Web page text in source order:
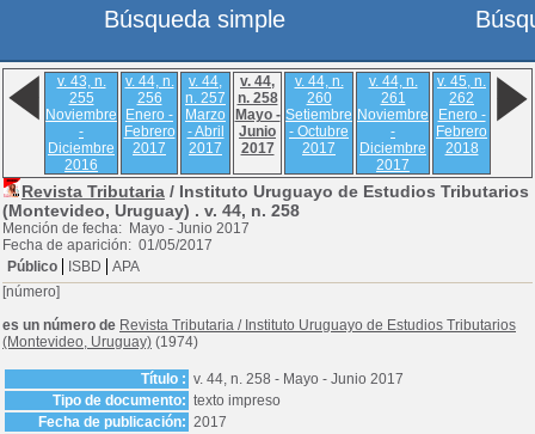
v. 43, n.
255
Noviembre
-
Diciembre
2016
v. 44, n.
256
Enero -
Febrero
2017
v. 44,
n. 257
Marzo
- Abril
2017
v. 44,
n. 258
Mayo -
Junio
2017
v. 44, n.
260
Setiembre
- Octubre
2017
v. 44, n.
261
Noviembre
-
Diciembre
2017
v. 45, n.
262
Enero -
Febrero
2018
Revista Tributaria / Instituto Uruguayo de Estudios Tributarios
(Montevideo, Uruguay) . v. 44, n. 258
Mención de fecha: Mayo - Junio 2017
Fecha de aparición: 01/05/2017
Público
ISBD
APA
[número]
es un número de Revista Tributaria / Instituto Uruguayo de Estudios Tributarios
(Montevideo, Uruguay) (1974)
Título : v. 44, n. 258 - Mayo - Junio 2017
Tipo de documento: texto impreso
Fecha de publicación: 2017
Búsqueda simple